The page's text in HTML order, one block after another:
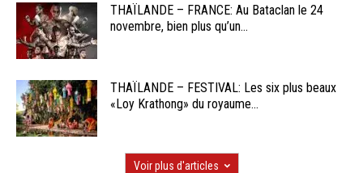
THAÏLANDE – FRANCE: Au Bataclan le 24
novembre, bien plus qu’un...
THAÏLANDE – FESTIVAL: Les six plus beaux
«Loy Krathong» du royaume...
Voir plus d'articles